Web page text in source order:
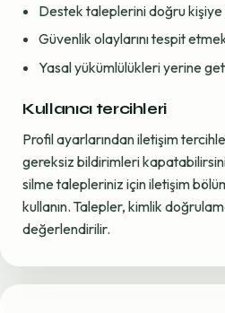
Destek taleplerini doğru
Güvenlik olaylarını tespit
Yasal yükümlülükleri yerine
Kullanıcı tercihleri
Profil ayarlarından iletişim
gereksiz bildirimleri
silme talepleriniz için iletişim
kullanın. Talepler, kimlik
değerlendirilir.